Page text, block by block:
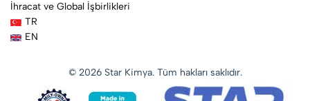
İhracat ve Global İşbirlikleri
TR
EN
© 2026 Star Kimya. Tüm hakları saklıdır.